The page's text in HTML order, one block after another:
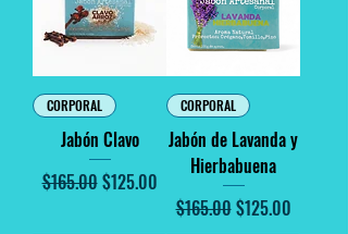
CORPORAL
Jabón Clavo
Precio
$165.00Precio de oferta
$125.00
CORPORAL
Jabón de Lavanda y
Hierbabuena
Precio
$165.00Precio de oferta
$125.00